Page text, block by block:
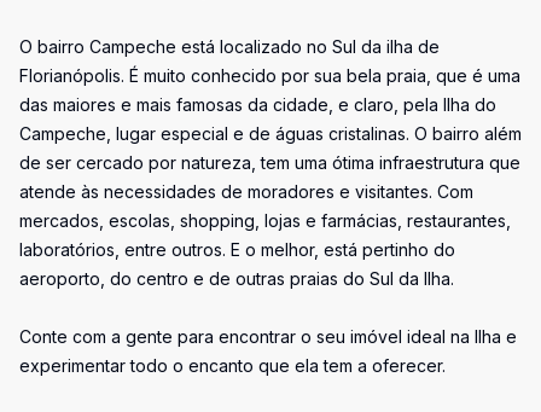
O bairro Campeche está localizado no Sul da ilha de
Florianópolis. É muito conhecido por sua bela praia, que é uma
das maiores e mais famosas da cidade, e claro, pela Ilha do
Campeche, lugar especial e de águas cristalinas. O bairro além
de ser cercado por natureza, tem uma ótima infraestrutura que
atende às necessidades de moradores e visitantes. Com
mercados, escolas, shopping, lojas e farmácias, restaurantes,
laboratórios, entre outros. E o melhor, está pertinho do
aeroporto, do centro e de outras praias do Sul da Ilha.
Conte com a gente para encontrar o seu imóvel ideal na Ilha e
experimentar todo o encanto que ela tem a oferecer.